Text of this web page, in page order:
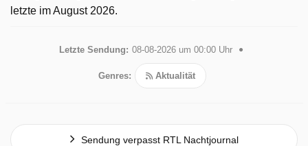
letzte im August 2026.
Letzte Sendung: 08-08-2026 um 00:00 Uhr
Genres: Aktualität
Sendung verpasst RTL Nachtjournal